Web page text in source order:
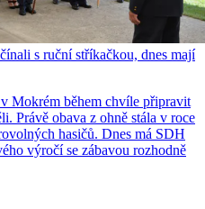
s ruční stříkačkou, dnes mají
Mokrém během chvíle připravit
Právě obava z ohně stála v roce
hasičů. Dnes má SDH
výročí se zábavou rozhodně